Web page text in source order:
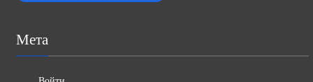
Мета